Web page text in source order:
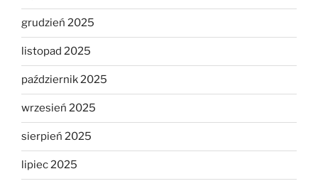
grudzień 2025
listopad 2025
październik 2025
wrzesień 2025
sierpień 2025
lipiec 2025